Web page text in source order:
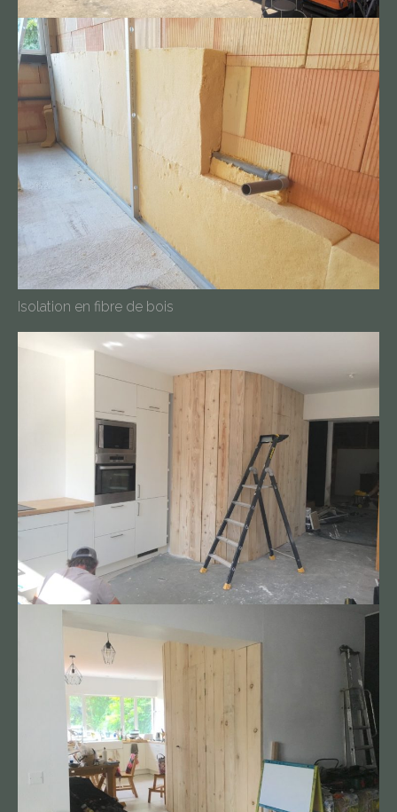
Isolation en fibre de bois